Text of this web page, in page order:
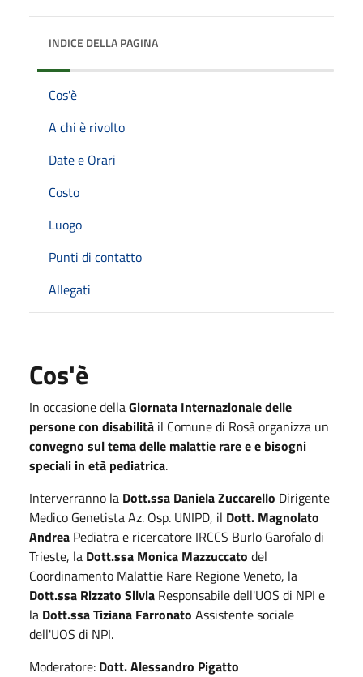
INDICE DELLA PAGINA
Cos'è
A chi è rivolto
Date e Orari
Costo
Luogo
Punti di contatto
Allegati
Cos'è
In occasione dellaGiornata Internazionale delle
persone con disabilità il Comune di Rosà organizza un
convegno sul tema delle malattie rare e e bisogni
speciali in età pediatrica.
Interverranno la Dott.ssa Daniela Zuccarello Dirigente
Medico Genetista Az. Osp. UNIPD, il Dott. Magnolato
Andrea Pediatra e ricercatore IRCCS Burlo Garofalo di
Trieste, la Dott.ssa Monica Mazzuccato del
Coordinamento Malattie Rare Regione Veneto, la
Dott.ssa Rizzato Silvia Responsabile dell'UOS di NPI e
la Dott.ssa Tiziana Farronato Assistente sociale
dell'UOS di NPI.
Moderatore: Dott. Alessandro Pigatto